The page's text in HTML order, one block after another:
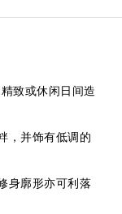
致或休闲日间造
，并饰有低调的
身廓形亦可利落